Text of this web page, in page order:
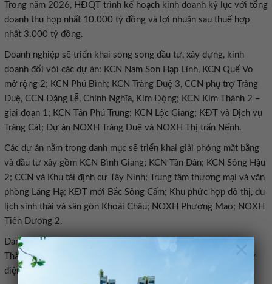
×
Trong năm 2026, HĐQT trình kế hoạch kinh doanh kỷ lục với tổng
doanh thu hợp nhất 10.000 tỷ đồng và lợi nhuận sau thuế hợp
nhất 3.000 tỷ đồng.
Doanh nghiệp sẽ triển khai song song đầu tư, xây dựng, kinh
doanh đối với các dự án: KCN Nam Sơn Hạp Lĩnh, KCN Quế Võ
mở rộng 2; KCN Phú Bình; KCN Tràng Duệ 3, CCN phụ trợ Tràng
Duệ, CCN Đặng Lễ, Chính Nghĩa, Kim Động; KCN Kim Thành 2 –
giai đoạn 1; KCN Tân Phú Trung; KCN Lộc Giang; KĐT và Dịch vụ
Tràng Cát; Dự án NOXH Tràng Duệ và NOXH Thị trấn Nếnh.
Các dự án nằm trong danh mục sẽ triển khai giải phóng mặt bằng
và đầu tư xây gồm KCN Bình Giang; KCN Tân Dân; KCN Sông Hậu
2; CCN và Khu tái định cư Tây Ninh; Trung tâm thương mại và văn
phòng Láng Hạ; KĐT mới Bắc Sông Cấm; Khu phức hợp đô thị, du
lịch sinh thái và sân gôn Khoái Châu; NOXH Phượng Mao; NOXH
Tiên Dương 2.
Danh mục dự án cần hoàn thiện pháp lý
Thành Long; KCN Tân Tập; KCN Trung Lập
; Nhà máy
điện gió Vân Canh 1 và Vân Canh 2